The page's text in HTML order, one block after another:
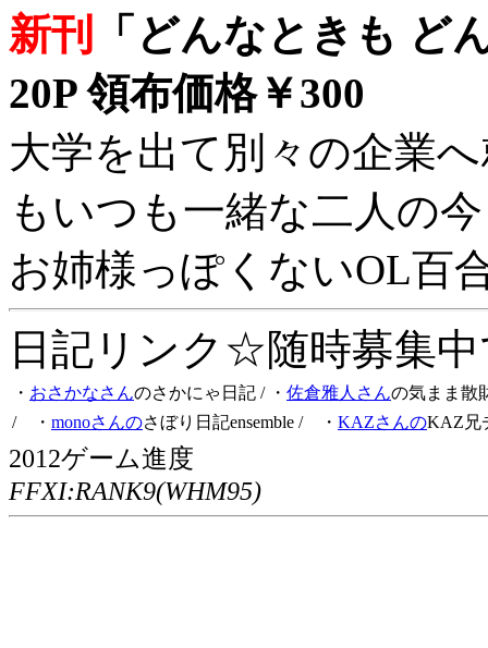
新刊
「どんなときも ど
20P 領布価格￥300
大学を出て別々の企業
もいつも一緒な二人の
お姉様っぽくないOL百
日記リンク☆随時募集
・ おさかなさんのさかにゃ日記 / ・ 佐倉雅人さんの気まま散
/ ・ monoさんのさぼり日記ensemble / ・ KAZさんのKAZ兄
2012ゲーム進度
FFXI:RANK9(WHM95)